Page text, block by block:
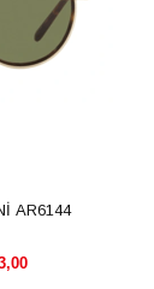
AR6144